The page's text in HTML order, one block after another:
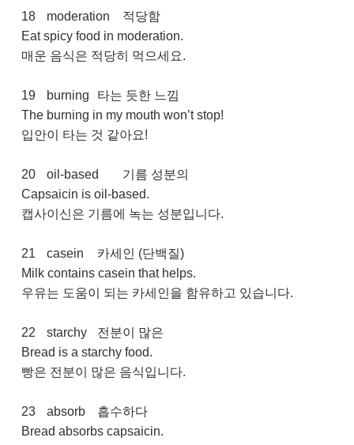
18 moderation
적당함
Eat spicy food in moderation.
매운 음식은 적당히 먹으세요.
19 burning
타는 듯한 느낌
The burning in my mouth won’t stop!
입안이 타는 것 같아요!
20 oil-based
기름 성분의
Capsaicin is oil-based.
캡사이신은 기름에 녹는 성분입니다.
21 casein
카세인 (단백질)
Milk contains casein that helps.
우유는 도움이 되는 카세인을 함유하고 있습니다.
22 starchy
전분이 많은
Bread is a starchy food.
빵은 전분이 많은 음식입니다.
23 absorb
흡수하다
Bread absorbs capsaicin.